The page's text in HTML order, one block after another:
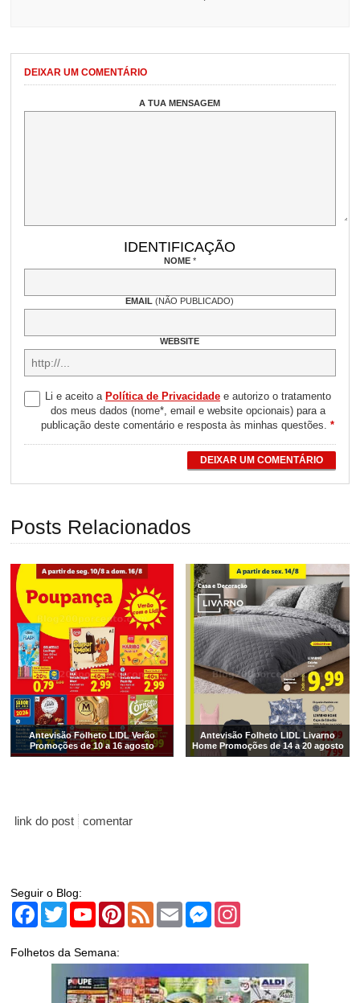
DEIXAR UM COMENTÁRIO
A TUA MENSAGEM
IDENTIFICAÇÃO
NOME *
EMAIL(NÃO PUBLICADO)
WEBSITE
Li e aceito a Política de Privacidadee autorizo o tratamento
dos meus dados (nome*, email e website opcionais) para a
publicação deste comentário e resposta às minhas questões.*
DEIXAR UM COMENTÁRIO
Posts Relacionados
Antevisão Folheto LIDL Verão
Promoções de 10 a 16 agosto
Antevisão Folheto LIDL Livarno
Home Promoções de 14 a 20 agosto
link do post comentar
Seguir o Blog:
Facebook
TwitterYouTubePinterest
Feed Email Messenger
Folhetos da Semana: